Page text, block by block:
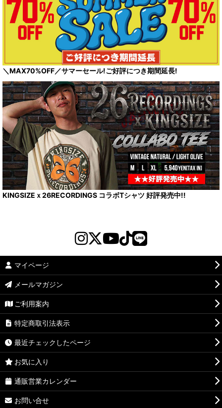
＼MAX70%OFF／サマーセール!ご好評につき期間延長!
KINGSIZEｘ26RECORDINGS コラボTシャツ 好評発売中!!
マイページ
メールマガジン
ご利用案内
特定商取引法表示
最近チェックしたページ
お気に入り
通販営業カレンダー
お問い合せ